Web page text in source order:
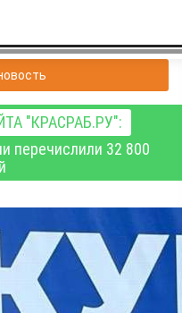
"КРАСРАБ.РУ":
перечислили 32 800
России по